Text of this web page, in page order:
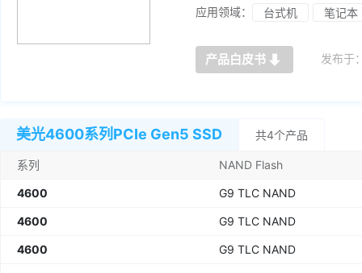
应用领域： 台式机 笔记本
产品白皮书 发布于
美光4600系列PCIe Gen5 SSD 共4个产品
系列 NAND Flash
4600 G9 TLC NAND
4600 G9 TLC NAND
4600 G9 TLC NAND